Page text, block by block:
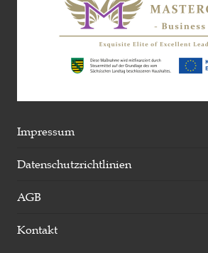
Impressum
Datenschutzrichtlinien
AGB
Kontakt